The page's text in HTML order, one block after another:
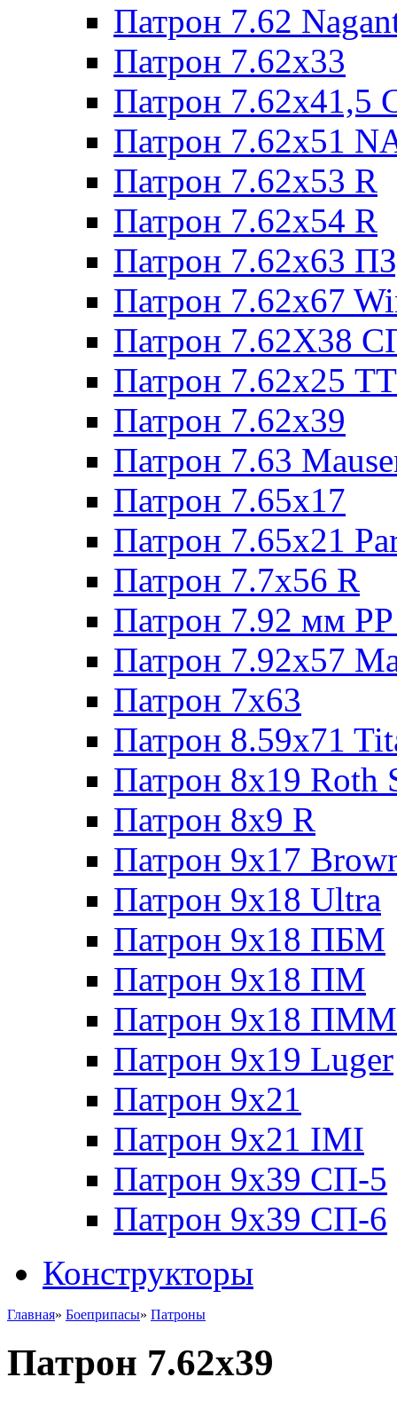
Патрон 7.62
Патрон 7.62x33
Патрон 7.62x41,5
Патрон 7.62x51
Патрон 7.62x53 R
Патрон 7.62x54 R
Патрон 7.62x63
Патрон 7.62x67
Патрон 7.62Х38
Патрон 7.62х25 TT
Патрон 7.62х39
Патрон 7.63
Патрон 7.65x17
Патрон 7.65x21
Патрон 7.7x56 R
Патрон 7.92 мм
Патрон 7.92x57
Патрон 7x63
Патрон 8.59x71
Патрон 8x19 Roth
Патрон 8x9 R
Патрон 9x17
Патрон 9x18 Ultra
Патрон 9x18 ПБМ
Патрон 9x18 ПМ
Патрон 9x18 ПММ
Патрон 9x19 Luger
Патрон 9x21
Патрон 9x21 IMI
Патрон 9x39 СП-5
Патрон 9x39 СП-6
Конструкторы
Главная» Боеприпасы» Патроны
Патрон 7.62х39